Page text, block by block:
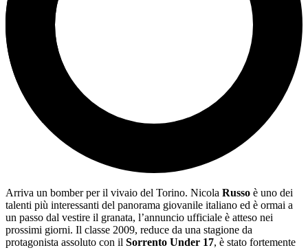
Arriva un bomber per il vivaio del Torino. Nicola Russo è uno dei
talenti più interessanti del panorama giovanile italiano ed è ormai a
un passo dal vestire il granata, l’annuncio ufficiale è atteso nei
prossimi giorni. Il classe 2009, reduce da una stagione da
protagonista assoluto con il Sorrento Under 17, è stato fortemente